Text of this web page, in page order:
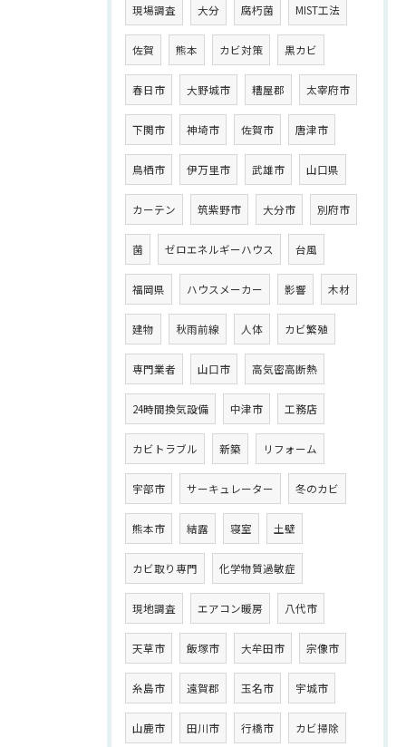
現場調査 大分 腐朽菌 MIST工法
佐賀 熊本 カビ対策 黒カビ
春日市 大野城市 糟屋郡 太宰府市
下関市 神埼市 佐賀市 唐津市
鳥栖市 伊万里市 武雄市 山口県
カーテン 筑紫野市 大分市 別府市
菌 ゼロエネルギーハウス 台風
福岡県 ハウスメーカー 影響 木材
建物 秋雨前線 人体 カビ繁殖
専門業者 山口市 高気密高断熱
24時間換気設備 中津市 工務店
カビトラブル 新築 リフォーム
宇部市 サーキュレーター 冬のカビ
熊本市 結露 寝室 土壁
カビ取り専門 化学物質過敏症
現地調査 エアコン暖房 八代市
天草市 飯塚市 大牟田市 宗像市
糸島市 遠賀郡 玉名市 宇城市
山鹿市 田川市 行橋市 カビ掃除